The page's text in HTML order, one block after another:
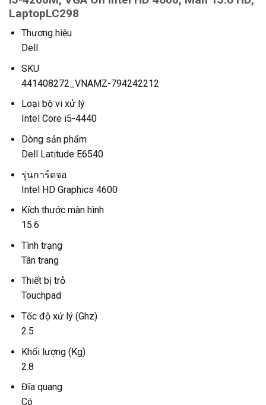
LaptopLC298
Thương hiệu
Dell
SKU
441408272_VNAMZ-794242212
Loại bộ vi xử lý
Intel Core i5-4440
Dòng sản phẩm
Dell Latitude E6540
รุ่นการ์ดจอ
Intel HD Graphics 4600
Kích thước màn hình
15.6
Tình trạng
Tân trang
Thiết bị trỏ
Touchpad
Tốc độ xử lý (Ghz)
2.5
Khối lượng (Kg)
2.8
Đĩa quang
Có